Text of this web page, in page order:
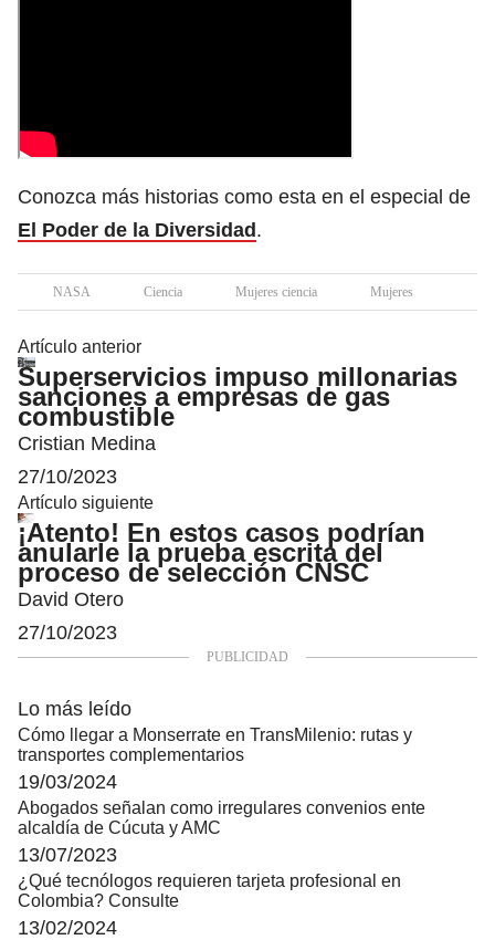
Conozca más historias como esta en el especial de
El Poder de la Diversidad.
NASA Ciencia Mujeres ciencia Mujeres
Artículo anterior
Superservicios impuso millonarias
sanciones a empresas de gas
combustible
Cristian Medina
27/10/2023
Artículo siguiente
¡Atento! En estos casos podrían
anularle la prueba escrita del
proceso de selección CNSC
David Otero
27/10/2023
Lo más leído
Cómo llegar a Monserrate en TransMilenio: rutas y
transportes complementarios
19/03/2024
Abogados señalan como irregulares convenios ente
alcaldía de Cúcuta y AMC
13/07/2023
¿Qué tecnólogos requieren tarjeta profesional en
Colombia? Consulte
13/02/2024